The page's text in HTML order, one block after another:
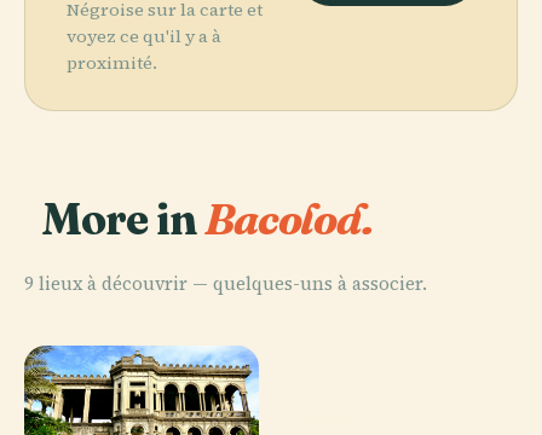
Négroise sur la carte et
voyez ce qu'il y a à
proximité.
More inBacolod.
9 lieux à découvrir — quelques-uns à associer.